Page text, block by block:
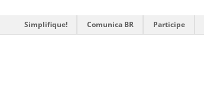
Simplifique! Comunica BR Participe